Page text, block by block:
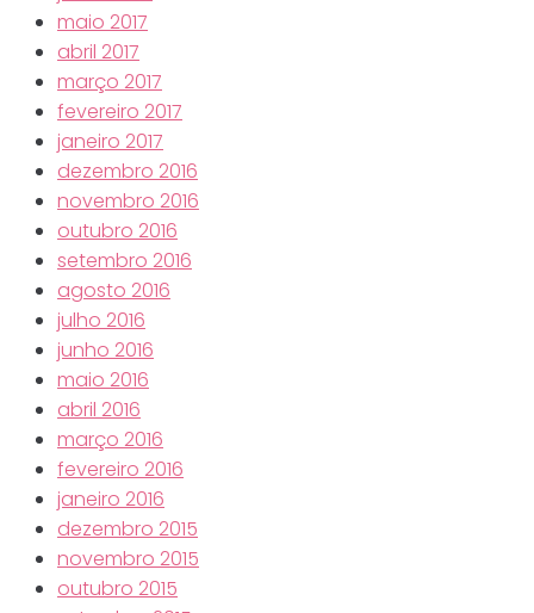
maio 2017
abril 2017
março 2017
fevereiro 2017
janeiro 2017
dezembro 2016
novembro 2016
outubro 2016
setembro 2016
agosto 2016
julho 2016
junho 2016
maio 2016
abril 2016
março 2016
fevereiro 2016
janeiro 2016
dezembro 2015
novembro 2015
outubro 2015